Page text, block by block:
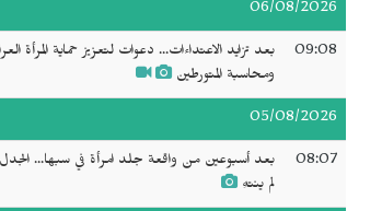
06/08/2026
09:08
بعد تزايد الاعتداءات... دعوات لتعزيز حماية المرأة
ومحاسبة المتورطين
05/08/2026
08:07
بعد أسبوعين من واقعة جلد امرأة في سبها... الجدل
لم ينتهِ